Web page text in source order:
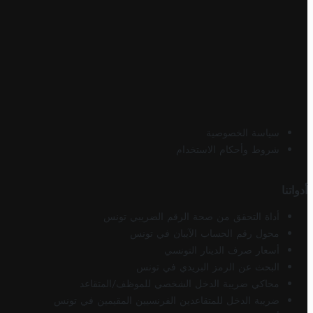
سياسة الخصوصية
شروط وأحكام الاستخدام
أدواتنا
أداة التحقق من صحة الرقم الضريبي تونس
محول رقم الحساب الآيبان في تونس
أسعار صرف الدينار التونسي
البحث عن الرمز البريدي في تونس
محاكي ضريبة الدخل الشخصي للموظف/المتقاعد
ضريبة الدخل للمتقاعدين الفرنسيين المقيمين في تونس